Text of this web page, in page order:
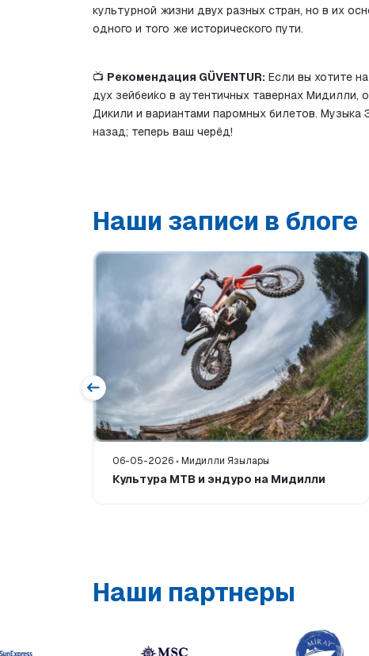
культурной жизни двух разных стран, но в их
одного и того же исторического пути.
📺 Рекомендация GÜVENTUR: Если вы хотите
дух зейбеи́ко в аутентичных тавернах Мидилли,
Дикили и вариантами паромных билетов. Музыка
назад; теперь ваш черёд!
Наши записи в блоге
06-05-2026 Мидилли Язылары
Культура MTB и эндуро на Мидилли
Наши партнеры